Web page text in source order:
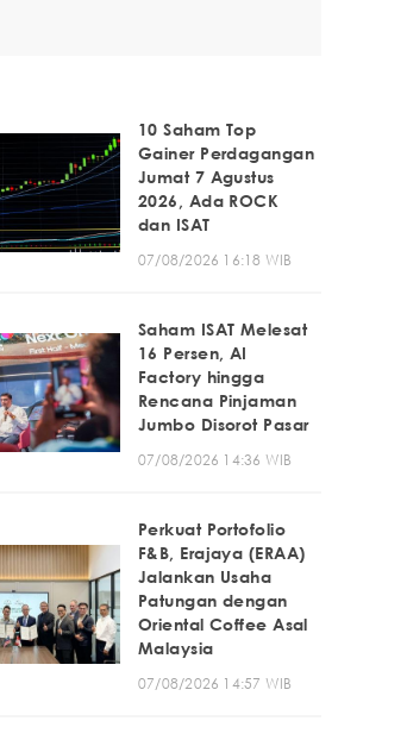
10 Saham Top
Gainer Perdagangan
Jumat 7 Agustus
2026, Ada ROCK
dan ISAT
07/08/2026 16:18 WIB
Saham ISAT Melesat
16 Persen, AI
Factory hingga
Rencana Pinjaman
Jumbo Disorot Pasar
07/08/2026 14:36 WIB
Perkuat Portofolio
F&B, Erajaya (ERAA)
Jalankan Usaha
Patungan dengan
Oriental Coffee Asal
Malaysia
07/08/2026 14:57 WIB